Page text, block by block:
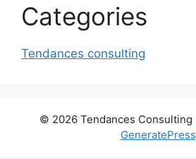
Categories
Tendances consulting
© 2026 Tendances Consulting
GeneratePress